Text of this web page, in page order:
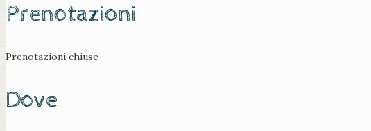
Prenotazioni
Prenotazioni chiuse
Dove